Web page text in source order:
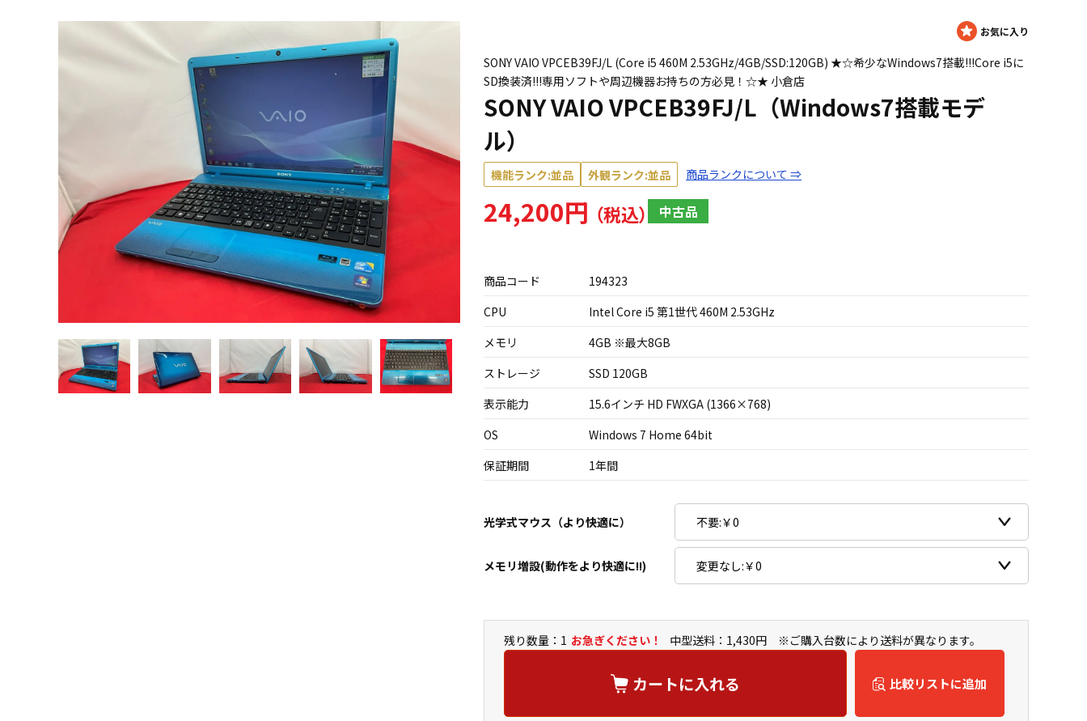
SONY VAIO VPCEB39FJ/L (Core i5 460M 2.53GHz/4GB/SSD:120GB) ★☆希少なWindows7搭載!!!Core i5に
SD換装済!!!専用ソフトや周辺機器お持ちの方必見！☆★ 小倉店
SONY VAIO VPCEB39FJ/L（Windows7搭載モデ
ル）
機能ランク:並品 外観ランク:並品 商品ランクについて ⇒
24,200円 中古品
商品コード
194323
CPU
Intel Core i5 第1世代 460M 2.53GHz
メモリ
4GB ※最大8GB
ストレージ
SSD 120GB
表示能力
15.6インチ HD FWXGA (1366×768)
OS
Windows 7 Home 64bit
保証期間
1年間
光学式マウス（より快適に）
メモリ増設(動作をより快適に!!)
残り数量：1 お急ぎください！ 中型送料：1,430円 ※ご購入台数により送料が異なります。
カートに入れる 比較リストに追加